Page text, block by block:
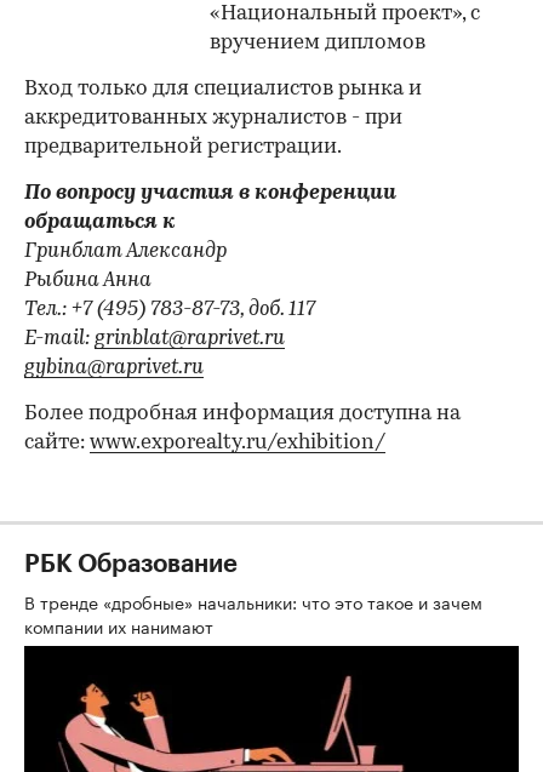
«Национальный проект», с
вручением дипломов
Вход только для специалистов рынка и
аккредитованных журналистов - при
предварительной регистрации.
По вопросу участия в конференции
обращаться к
Гринблат Александр
Рыбина Анна
Тел.: +7 (495) 783-87-73, доб. 117
E-mail: grinblat@raprivet.ru
gybina@raprivet.ru
Более подробная информация доступна на
сайте: www.exporealty.ru/exhibition/
РБК Образование
В тренде «дробные» начальники: что это такое и зачем
компании их нанимают